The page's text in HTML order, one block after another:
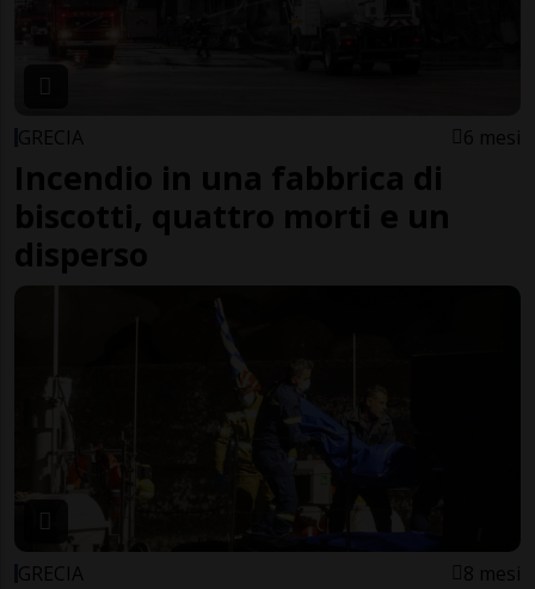
GRECIA 6 mesi
Incendio in una fabbrica di
biscotti, quattro morti e un
disperso
GRECIA 8 mesi